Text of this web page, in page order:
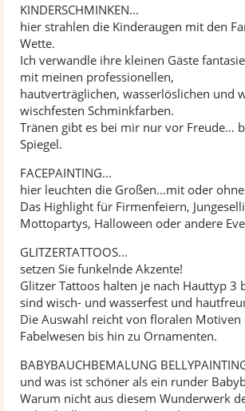
KINDERSCHMINKEN...
hier strahlen die Kinderaugen mit den
Wette.
Ich verwandle ihre kleinen Gäste
mit meinen professionellen,
hautverträglichen, wasserlöslichen und
wischfesten Schminkfarben.
Tränen gibt es bei mir nur vor Freude…
Spiegel.
FACEPAINTING...
hier leuchten die Großen...mit oder
Das Highlight für Firmenfeiern,
Mottopartys, Halloween oder andere
GLITZERTATTOOS...
setzen Sie funkelnde Akzente!
Glitzer Tattoos halten je nach Hauttyp 3
sind wisch- und wasserfest und
Die Auswahl reicht von floralen Motiven
Fabelwesen bis hin zu Ornamenten.
BABYBAUCHBEMALUNG
und was ist schöner als ein runder
Warum nicht aus diesem Wunderwerk